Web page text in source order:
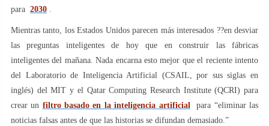
para 2030 .
Mientras tanto, los Estados Unidos parecen más interesados ??en desviar
las preguntas inteligentes de hoy que en construir las fábricas
inteligentes del mañana. Nada encarna esto mejor que el reciente intento
del Laboratorio de Inteligencia Artificial (CSAIL, por sus siglas en
inglés) del MIT y el Qatar Computing Research Institute (QCRI) para
crear un filtro basado en la inteligencia artificialpara “eliminar las
noticias falsas antes de que las historias se difundan demasiado.”